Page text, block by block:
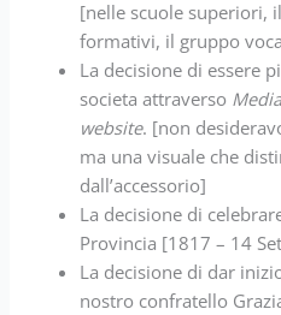
[nelle scuole superiori,
formativi, il gruppo
La decisione di essere
societa attraverso
website. [non
ma una visuale che
dall’accessorio]
La decisione di
Provincia [1817 – 14
La decisione di dar
nostro confratello